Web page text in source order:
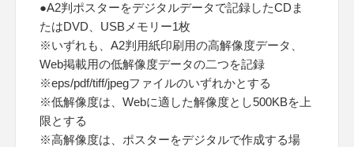
●A2判ポスターをデジタルデータで記録したCDま
たはDVD、USBメモリー1枚
※いずれも、A2判用紙印刷用の高解像度データ、
Web掲載用の低解像度データの二つを記録
※eps/pdf/tiff/jpegファイルのいずれかとする
※低解像度は、Webに適した解像度とし500KBを上
限とする
※高解像度は、ポスターをデジタルで作成する場